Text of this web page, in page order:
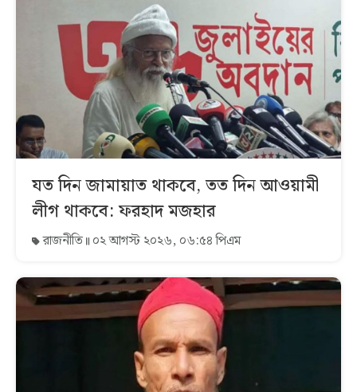
যত দিন জামায়াত থাকবে, তত দিন আওয়ামী
লীগ থাকবে: ফরহাদ মজহার
রাজনীতি ০২ আগস্ট ২০২৬, ০৬:৫৪ পিএম